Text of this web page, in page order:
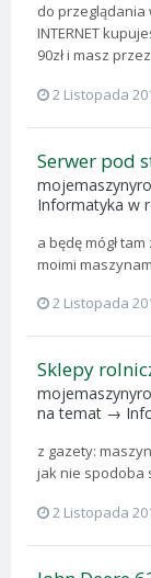
do przeglądania
INTERNET
90zł i masz
2 Listopada
Serwer pod
Informatyka w
a będę mógł
moimi
2 Listopada
Sklepy
na temat →
z gazety:
jak nie spodoba
2 Listopada